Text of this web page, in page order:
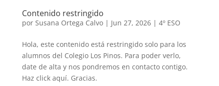
Contenido restringido
por Susana Ortega Calvo| Jun 27, 2026| 4º ESO
Hola, este contenido está restringido solo para los
alumnos del Colegio Los Pinos. Para poder verlo,
date de alta y nos pondremos en contacto contigo.
Haz click aquí. Gracias.